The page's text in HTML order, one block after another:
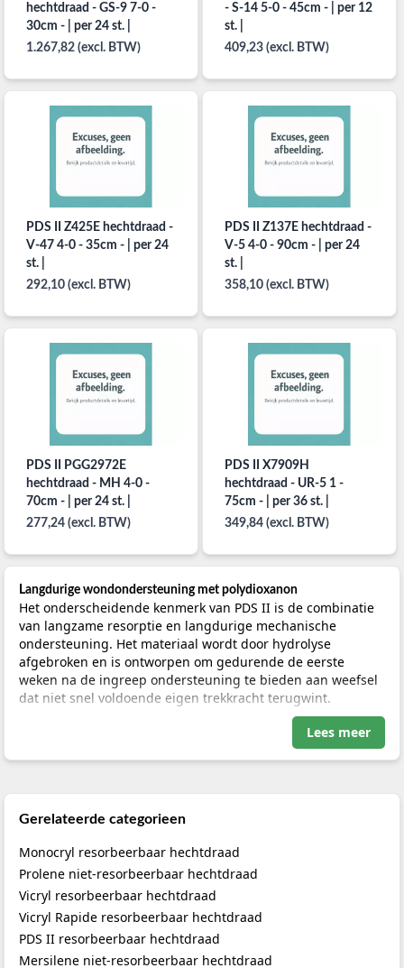
Gerelateerde categorieen
Monocryl resorbeerbaar hechtdraad
Prolene niet-resorbeerbaar hechtdraad
Vicryl resorbeerbaar hechtdraad
Vicryl Rapide resorbeerbaar hechtdraad
PDS II resorbeerbaar hechtdraad
Mersilene niet-resorbeerbaar hechtdraad
hechtdraad - GS-9 7-0 -
30cm - | per 24 st. |
1.267,82 (excl. BTW)
- S-14 5-0 - 45cm - | per 12
st. |
409,23 (excl. BTW)
PDS II Z425E hechtdraad -
V-47 4-0 - 35cm - | per 24
st. |
292,10 (excl. BTW)
PDS II Z137E hechtdraad -
V-5 4-0 - 90cm - | per 24
st. |
358,10 (excl. BTW)
PDS II PGG2972E
hechtdraad - MH 4-0 -
70cm - | per 24 st. |
277,24 (excl. BTW)
PDS II X7909H
hechtdraad - UR-5 1 -
75cm - | per 36 st. |
349,84 (excl. BTW)
Langdurige wondondersteuning met polydioxanon
Het onderscheidende kenmerk van PDS II is de combinatie
van langzame resorptie en langdurige mechanische
ondersteuning. Het materiaal wordt door hydrolyse
afgebroken en is ontworpen om gedurende de eerste
weken na de ingreep ondersteuning te bieden aan weefsel
dat niet snel voldoende eigen trekkracht terugwint.
De volledige absorptie vindt geleidelijk plaats en kan,
afhankelijk van onder meer weefselconditie en
vergelijking tussen resorbeerbare en niet-resorbeerbare
Monofilament structuur en weefselreactie
PDS II bestaat uit één enkele vezel. In vergelijking met
gevlochten hechtdraad heeft een monofilament draad een
glad oppervlak en geen capillaire structuur. Dit bevordert
Lees meer